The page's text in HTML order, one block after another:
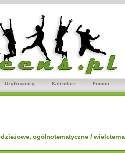
Użytkownicy Kalendarz Pomoc
ogólnotematyczne /